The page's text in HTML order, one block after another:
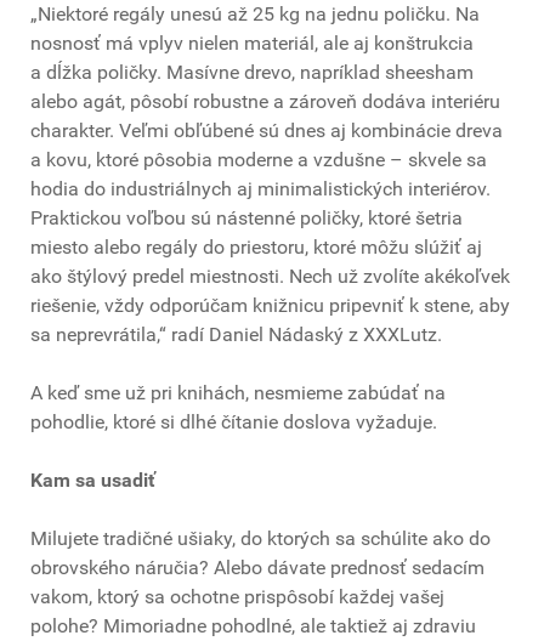
„Niektoré regály unesú až 25 kg na jednu poličku. Na
nosnosť má vplyv nielen materiál, ale aj konštrukcia
a dĺžka poličky. Masívne drevo, napríklad sheesham
alebo agát, pôsobí robustne a zároveň dodáva interiéru
charakter. Veľmi obľúbené sú dnes aj kombinácie dreva
a kovu, ktoré pôsobia moderne a vzdušne – skvele sa
hodia do industriálnych aj minimalistických interiérov.
Praktickou voľbou sú nástenné poličky, ktoré šetria
miesto alebo regály do priestoru, ktoré môžu slúžiť aj
ako štýlový predel miestnosti. Nech už zvolíte akékoľvek
riešenie, vždy odporúčam knižnicu pripevniť k stene, aby
sa neprevrátila,“ radí Daniel Nádaský z XXXLutz.
A keď sme už pri knihách, nesmieme zabúdať na
pohodlie, ktoré si dlhé čítanie doslova vyžaduje.
Kam sa usadiť
Milujete tradičné ušiaky, do ktorých sa schúlite ako do
obrovského náručia? Alebo dávate prednosť sedacím
vakom, ktorý sa ochotne prispôsobí každej vašej
polohe? Mimoriadne pohodlné, ale taktiež aj zdraviu